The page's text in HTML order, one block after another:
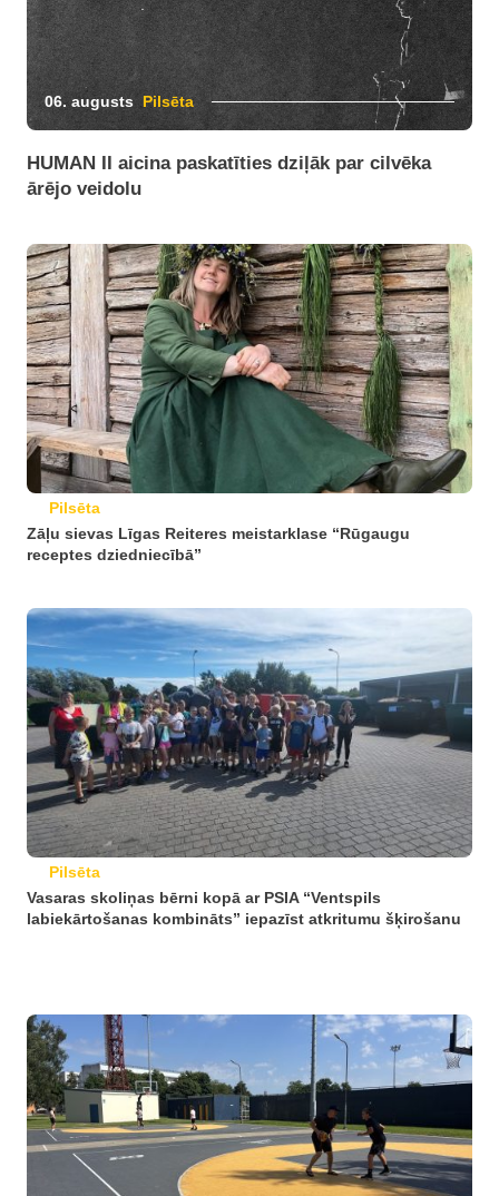
06. augusts Pilsēta
HUMAN II aicina paskatīties dziļāk par cilvēka
ārējo veidolu
Pilsēta
Zāļu sievas Līgas Reiteres meistarklase “Rūgaugu
receptes dziedniecībā”
Pilsēta
Vasaras skoliņas bērni kopā ar PSIA “Ventspils
labiekārtošanas kombināts” iepazīst atkritumu šķirošanu